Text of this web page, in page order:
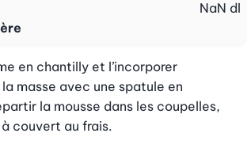
NaN dl
en chantilly et l’incorporer
masse avec une spatule en
la mousse dans les coupelles,
couvert au frais.